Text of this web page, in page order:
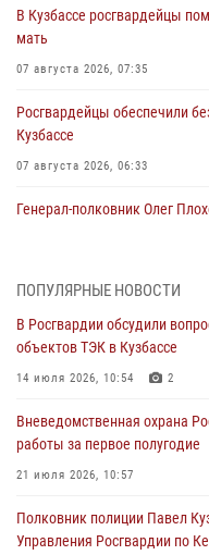
В Кузбассе росгвардейцы
мать
07 августа 2026, 07:35
Росгвардейцы обеспечили
Кузбассе
07 августа 2026, 06:33
Генерал-полковник Олег
07 августа 2026, 05:32
С 1 сентября 2026 года
частной охранной
06 августа 2026, 10:19
Росгвардейцы задержали
ножевого ранения
06 августа 2026, 09:18
Росгвардейцы задержали
горожанки
ПОПУЛЯРНЫЕ НОВОСТИ
В Росгвардии обсудили
объектов ТЭК в Кузбассе
14 июля 2026, 10:54 2
Вневедомственная охрана
работы за первое полугодие
21 июля 2026, 10:57
Полковник полиции Павел
Управления Росгвардии по